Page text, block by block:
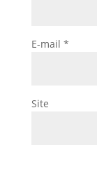
E-mail *
Site